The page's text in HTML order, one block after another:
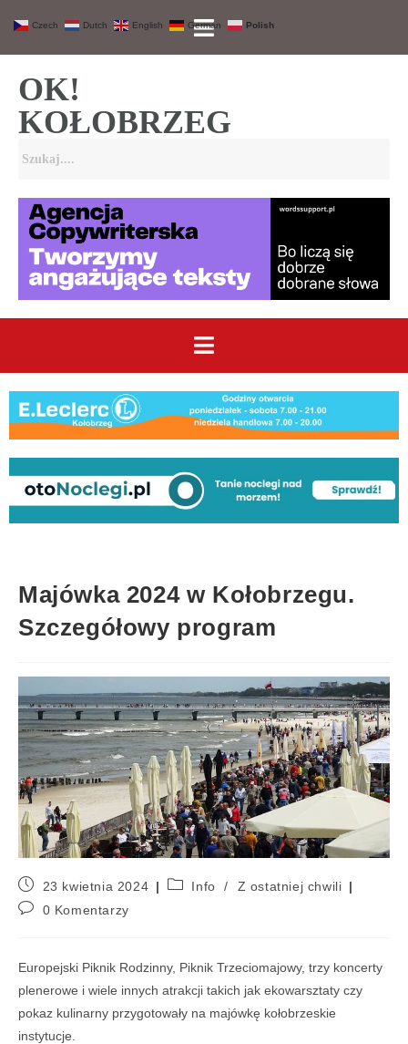
OK!
KOŁOBRZEG
Majówka 2024 w Kołobrzegu.
Szczegółowy program
23 kwietnia 2024 Info /
Z ostatniej chwili
0 Komentarzy
Europejski Piknik Rodzinny, Piknik Trzeciomajowy, trzy koncerty
plenerowe i wiele innych atrakcji takich jak ekowarsztaty czy
pokaz kulinarny przygotowały na majówkę kołobrzeskie
instytucje.
Czech Dutch English German Polish